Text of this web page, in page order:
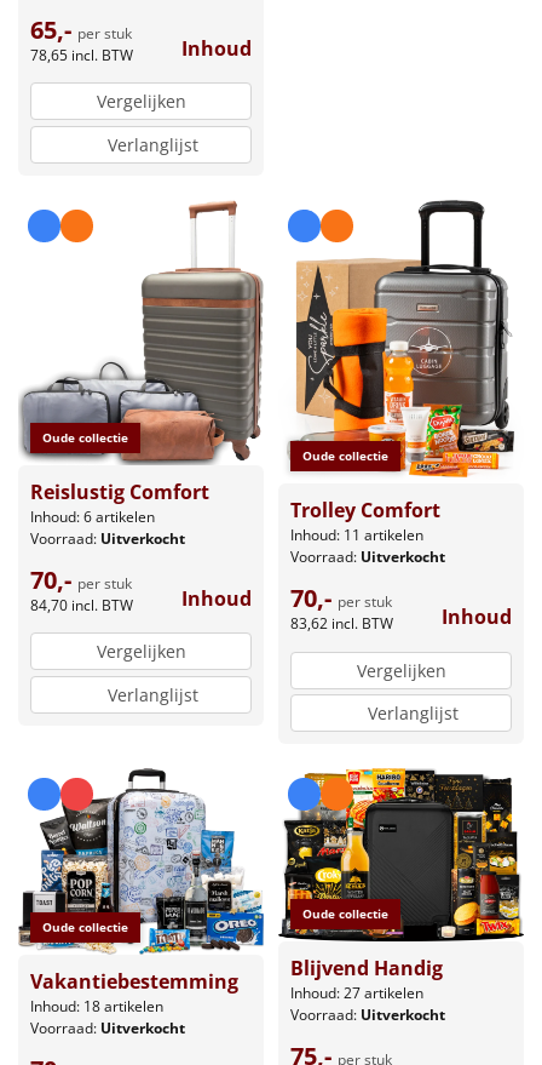
65,- per stuk
78,65 incl. BTW Inhoud
Vergelijken
Verlanglijst
Oude collectie
Reislustig Comfort
Inhoud: 6 artikelen
Voorraad: Uitverkocht
70,- per stuk
84,70 incl. BTW Inhoud
Vergelijken
Verlanglijst
Oude collectie
Trolley Comfort
Inhoud: 11 artikelen
Voorraad: Uitverkocht
70,- per stuk
83,62 incl. BTW Inhoud
Vergelijken
Verlanglijst
Oude collectie
Vakantiebestemming
Inhoud: 18 artikelen
Voorraad: Uitverkocht
Oude collectie
Blijvend Handig
Inhoud: 27 artikelen
Voorraad: Uitverkocht
75,- per stuk